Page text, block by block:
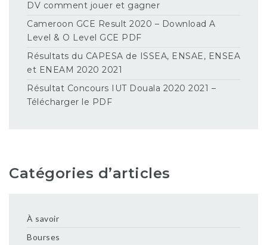
DV comment jouer et gagner
Cameroon GCE Result 2020 – Download A
Level & O Level GCE PDF
Résultats du CAPESA de ISSEA, ENSAE, ENSEA
et ENEAM 2020 2021
Résultat Concours IUT Douala 2020 2021 –
Télécharger le PDF
Catégories d’articles
À savoir
Bourses